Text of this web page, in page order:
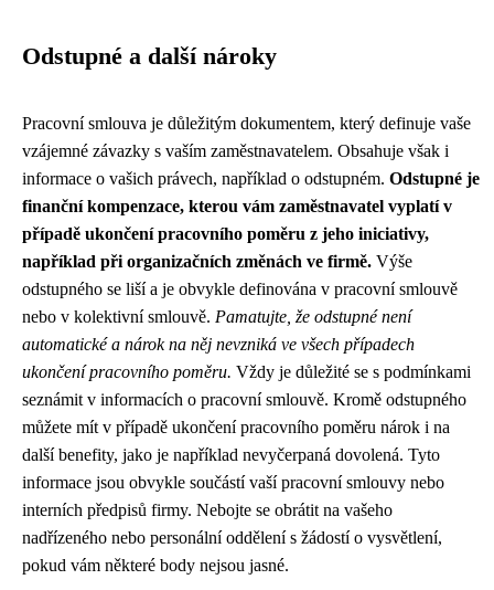
Odstupné a další nároky
Pracovní smlouva je důležitým dokumentem, který definuje vaše
vzájemné závazky s vaším zaměstnavatelem. Obsahuje však i
informace o vašich právech, například o odstupném. Odstupné je
finanční kompenzace, kterou vám zaměstnavatel vyplatí v
případě ukončení pracovního poměru z jeho iniciativy,
například při organizačních změnách ve firmě. Výše
odstupného se liší a je obvykle definována v pracovní smlouvě
nebo v kolektivní smlouvě. Pamatujte, že odstupné není
automatické a nárok na něj nevzniká ve všech případech
ukončení pracovního poměru. Vždy je důležité se s podmínkami
seznámit v informacích o pracovní smlouvě. Kromě odstupného
můžete mít v případě ukončení pracovního poměru nárok i na
další benefity, jako je například nevyčerpaná dovolená. Tyto
informace jsou obvykle součástí vaší pracovní smlouvy nebo
interních předpisů firmy. Nebojte se obrátit na vašeho
nadřízeného nebo personální oddělení s žádostí o vysvětlení,
pokud vám některé body nejsou jasné.